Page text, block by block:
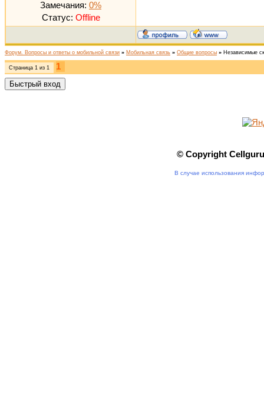
Замечания: 0%
Статус: Offline
Форум. Вопросы и ответы о мобильной связи » Мобильная связь » Общие вопросы » Независимые
Страница 1 из 1 1
© Copyright
В случае использования